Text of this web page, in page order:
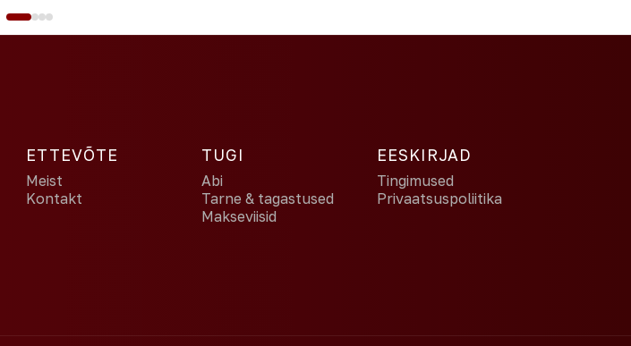
ETTEVÕTE
Meist
Kontakt
TUGI
Abi
Tarne & tagastused
Makseviisid
EESKIRJAD
Tingimused
Privaatsuspoliitika